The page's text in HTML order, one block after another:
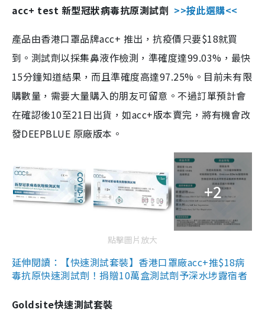
acc+ test 新型冠狀病毒抗原測試劑 >>按此選購<<
產品由香港口罩品牌acc+ 推出，抗疫價只要$18就買
到。測試劑以採集鼻液作檢測，準確度達99.03%，最快
15分鐘知道結果，而且準確度高達97.25%。目前未有限
購數量，需要大量購入的朋友可留意。不過訂單預計會
在確認後10至21日出貨，如acc+版本賣完，將有機會改
發DEEPBLUE 原廠版本。
+2
點擊圖片放大
延伸閱讀：【快速測試套裝】香港口罩廠acc+推$18病
毒抗原快速測試劑！捐贈10萬盒測試劑予深水埗露宿者
Goldsite快速測試套裝